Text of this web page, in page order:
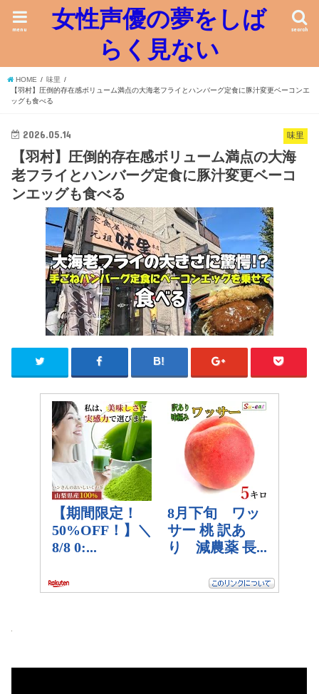
女性声優の夢をしば
らく見ない
search
menu
HOME
味里
【羽村】圧倒的存在感ボリューム満点の大海老フライとハンバーグ定食に豚汁変更ベーコンエ
ッグも食べる
味里
2026.05.14
【羽村】圧倒的存在感ボリューム満点の大海
老フライとハンバーグ定食に豚汁変更ベーコ
ンエッグも食べる